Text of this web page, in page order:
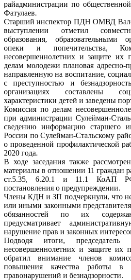
райадминистрации по
Фатулаев.
Старший инспектор ПДН ОМВД
выступлении отметил
образования, образовательными
опеки и попечительства,
несовершеннолетних и защите их
делам молодежи плановая адресно-
направленную на воспитание,
с преступностью и
организациях составлены
характеристики детей и заведены
Комиссия по делам
при администрации Сулейман-
сведению информацию
России по Сулейман-Стальскому
о проведенной профилактической
2020 года.
В ходе заседания также
материалы в отношении 11 граждан
ст.5.35, 6.20.1 и 11.1 КоАП
постановления о предупреждении.
Члены КДН и ЗП подчеркнули, что
или иными законными
обязанностей по их
предусматривает
нарушение прав и законных
Подводя итоги,
несовершеннолетних и защите их
обратил внимание членов
повышения качества работы в
правонарушений и безнадзорности.